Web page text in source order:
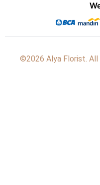
©2026 Alya Florist. All